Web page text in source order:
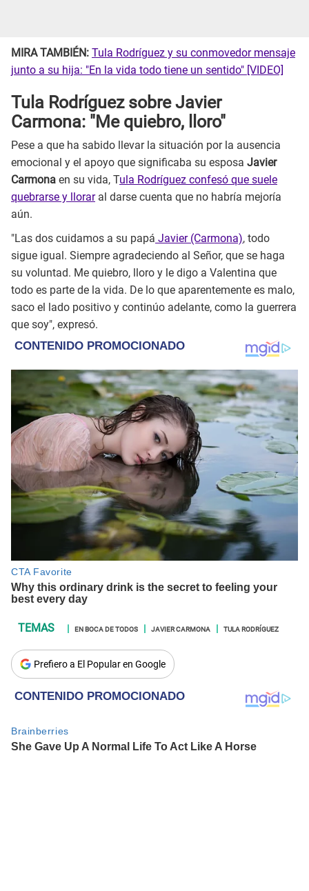
MIRA TAMBIÉN: Tula Rodríguez y su conmovedor mensaje
junto a su hija: "En la vida todo tiene un sentido" [VIDEO]
Tula Rodríguez sobre Javier
Carmona: "Me quiebro, lloro"
Pese a que ha sabido llevar la situación por la ausencia
emocional y el apoyo que significaba su esposa Javier
Carmona en su vida, Tula Rodríguez confesó que suele
quebrarse y lloraral darse cuenta que no habría mejoría
aún.
"Las dos cuidamos a su papá Javier (Carmona), todo
sigue igual. Siempre agradeciendo al Señor, que se haga
su voluntad. Me quiebro, lloro y le digo a Valentina que
todo es parte de la vida. De lo que aparentemente es malo,
saco el lado positivo y continúo adelante, como la guerrera
que soy", expresó.
EN BOCA DE TODOS JAVIER CARMONA TULA RODRÍGUEZ
Prefiero a El Popular en Google